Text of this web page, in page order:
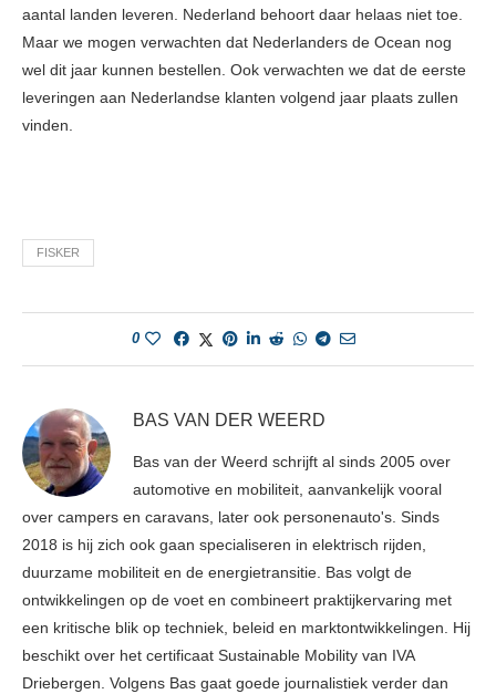
aantal landen leveren. Nederland behoort daar helaas niet toe.
Maar we mogen verwachten dat Nederlanders de Ocean nog
wel dit jaar kunnen bestellen. Ook verwachten we dat de eerste
leveringen aan Nederlandse klanten volgend jaar plaats zullen
vinden.
FISKER
0
BAS VAN DER WEERD
Bas van der Weerd schrijft al sinds 2005 over
automotive en mobiliteit, aanvankelijk vooral
over campers en caravans, later ook personenauto's. Sinds
2018 is hij zich ook gaan specialiseren in elektrisch rijden,
duurzame mobiliteit en de energietransitie. Bas volgt de
ontwikkelingen op de voet en combineert praktijkervaring met
een kritische blik op techniek, beleid en marktontwikkelingen. Hij
beschikt over het certificaat Sustainable Mobility van IVA
Driebergen. Volgens Bas gaat goede journalistiek verder dan